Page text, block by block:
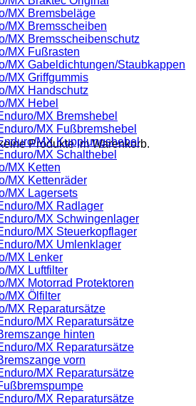
Produkte im Warenkorb.
MX Bremsbeläge
MX Bremsscheiben
MX Bremsscheibenschutz
MX Fußrasten
MX Gabeldichtungen/Staubkappen
MX Griffgummis
MX Handschutz
MX Hebel
MX Bremshebel
MX Fußbremshebel
MX Kupplungshebel
MX Schalthebel
MX Ketten
MX Kettenräder
MX Lagersets
MX Radlager
MX Schwingenlager
MX Steuerkopflager
MX Umlenklager
MX Lenker
MX Luftfilter
MX Motorrad Protektoren
MX Ölfilter
MX Reparatursätze
MX Reparatursätze
hinten
MX Reparatursätze
vorn
MX Reparatursätze
MX Reparatursätze